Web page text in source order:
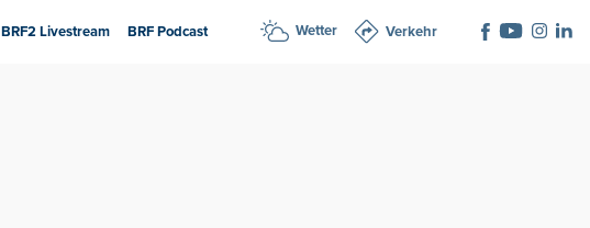
BRF2 Livestream BRF Podcast Wetter Verkehr